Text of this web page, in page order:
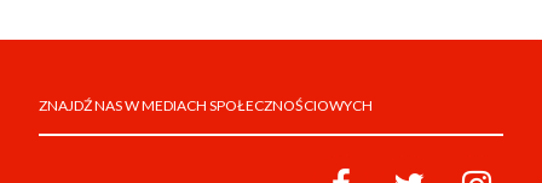
ZNAJDŹ NAS W MEDIACH SPOŁECZNOŚCIOWYCH